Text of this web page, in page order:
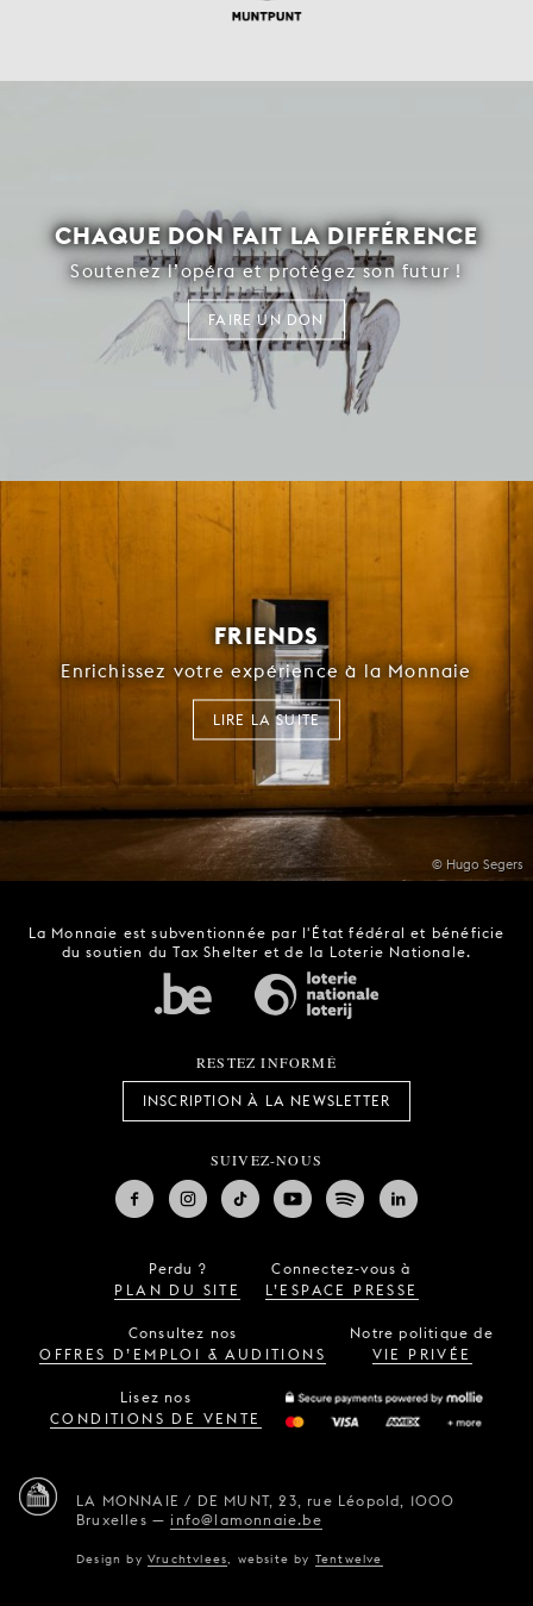
CHAQUE DON FAIT LA DIFFÉRENCE
Soutenez l’opéra et protégez son futur !
FAIRE UN DON
© Hugo Segers
FRIENDS
Enrichissez votre expérience à la Monnaie
LIRE LA SUITE
La Monnaie est subventionnée par l'État fédéral et bénéficie
du soutien du Tax Shelter et de la Loterie Nationale.
RESTEZ INFORMÉ
INSCRIPTION À LA NEWSLETTER
SUIVEZ-NOUS
Perdu ?
PLAN DU SITE
Connectez-vous à
L’ESPACE PRESSE
Consultez nos
OFFRES D’EMPLOI & AUDITIONS
Notre politique de
VIE PRIVÉE
Lisez nos
CONDITIONS DE VENTE
LA MONNAIE / DE MUNT, 23, rue Léopold, 1000
Bruxelles —info@lamonnaie.be
Design byVruchtvlees website by Tentwelve